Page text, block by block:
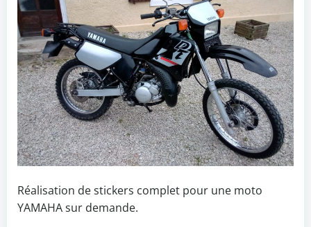
Réalisation de stickers complet pour une moto
YAMAHA sur demande.